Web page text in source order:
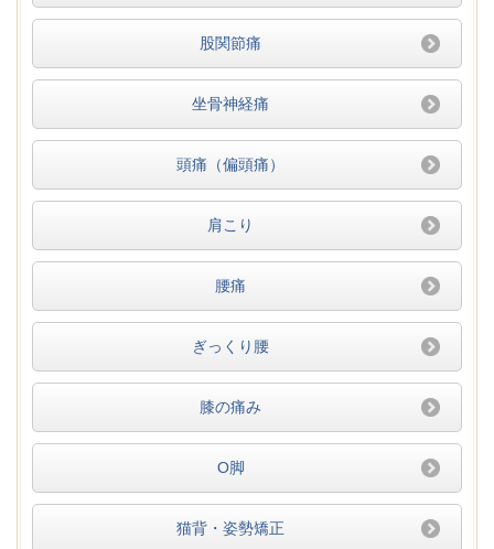
股関節痛
坐骨神経痛
頭痛（偏頭痛）
肩こり
腰痛
ぎっくり腰
膝の痛み
O脚
猫背・姿勢矯正